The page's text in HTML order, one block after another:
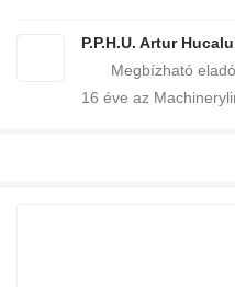
P.P.H.U. Artur
16 éve az